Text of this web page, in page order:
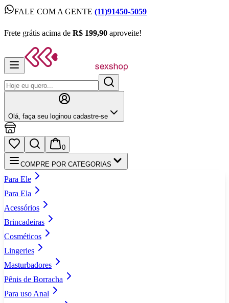
FALE COM A GENTE (11)91450-5059
Frete grátis acima de R$ 199,90 aproveite!
Olá, faça seu loginou cadastre‑se
0
COMPRE POR CATEGORIAS
Para Ele
Para Ela
Acessórios
Brincadeiras
Cosméticos
Lingeries
Masturbadores
Pênis de Borracha
Para uso Anal